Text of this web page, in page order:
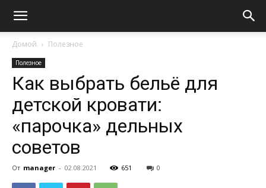
Домой Полезное
Полезное
Как выбрать бельё для
детской кровати:
«парочка» дельных
советов
От manager - 02.08.2021 651 0